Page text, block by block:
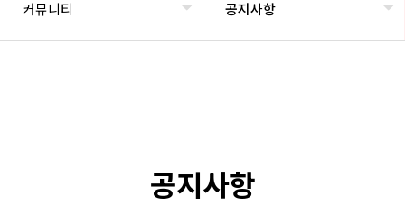
커뮤니티 공지사항
공지사항